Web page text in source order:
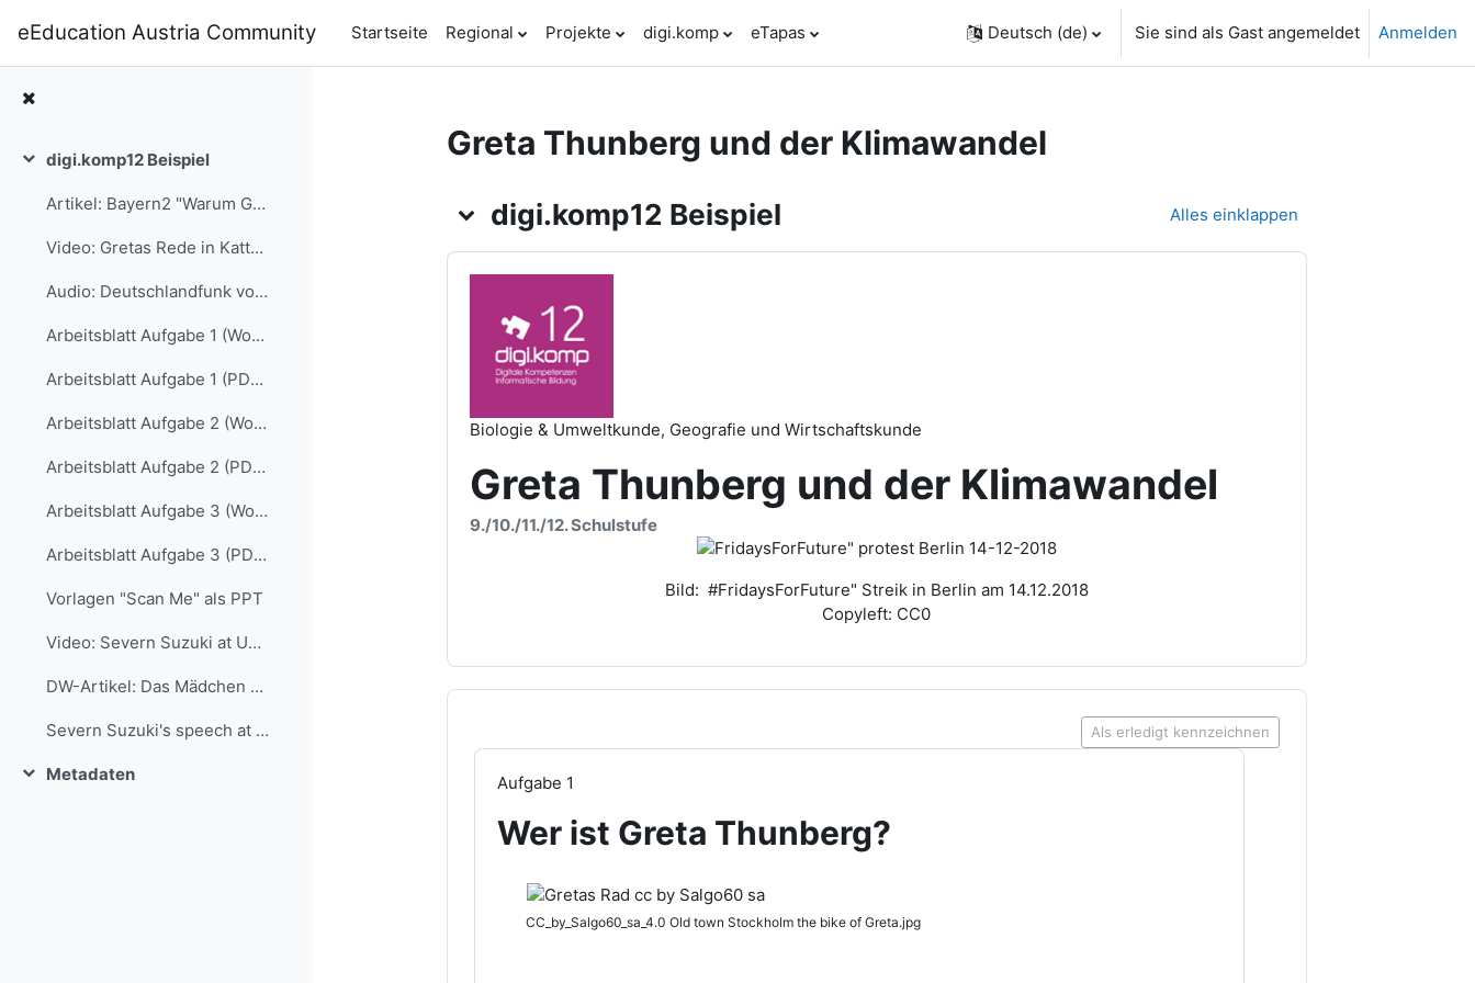
eEducation Austria Community Startseite Regional Projekte digi.komp eTapas Deutsch ‎(de)‎ Sie sind als Gast angemeldet Anmelden
Einklappen
digi.komp12 Beispiel
Artikel: Bayern2 "Warum Greta Thunberg das coolste Mädchen seit Lisa Simpson ist"
Video: Gretas Rede in Kattowitz 12/2018 (mit dt. Übersetzung)
Audio: Deutschlandfunk vom 17.12.2018 in "Information am Morgen"
Arbeitsblatt Aufgabe 1 (Word-Format)
Arbeitsblatt Aufgabe 1 (PDF-Version)
Arbeitsblatt Aufgabe 2 (Word-Format)
Arbeitsblatt Aufgabe 2 (PDF-Version)
Arbeitsblatt Aufgabe 3 (Word-Format)
Arbeitsblatt Aufgabe 3 (PDF-Version)
Vorlagen "Scan Me" als PPT
Video: Severn Suzuki at UN Earth Summit 1992 (dt. UT)
DW-Artikel: Das Mädchen von Rio blickt zurück
Severn Suzuki's speech at Rio+20
Einklappen
Metadaten
Greta Thunberg und der Klimawandel
Kursthemen
digi.komp12 Beispiel Alles einklappen
Biologie & Umweltkunde, Geografie und Wirtschaftskunde
Greta Thunberg und der Klimawandel
9./10./11./12. Schulstufe
Bild: #FridaysForFuture" Streikin Berlin am 14.12.2018
Copyleft: CC0
Als erledigt kennzeichnen
Aufgabe 1
Wer ist Greta Thunberg?
CC_by_Salgo60_sa_4.0 Old town Stockholm the bike of Greta.jpg